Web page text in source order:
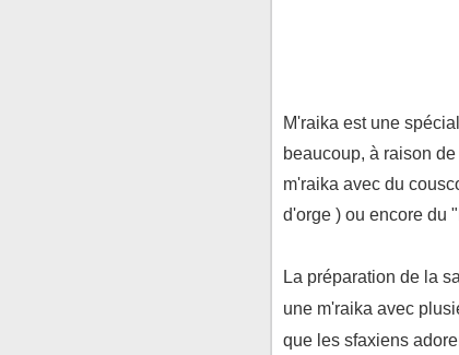
M'raika est une
beaucoup, à raison
m'raika avec du
d'orge ) ou encore du
La préparation de la
une m'raika avec
que les sfaxiens